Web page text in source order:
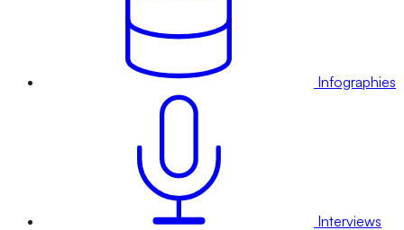
Infographies
Interviews